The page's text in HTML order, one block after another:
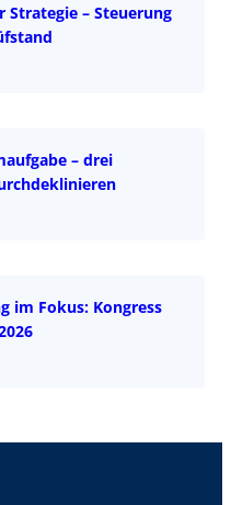
Strategie – Steuerung
– drei
im Fokus: Kongress